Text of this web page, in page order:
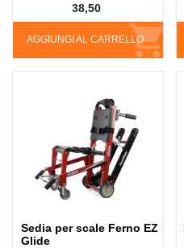
AGGIUNGI AL CARRELLO
38,50
Sedia per scale Ferno EZ
Glide